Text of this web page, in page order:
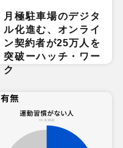
月極駐車場のデジタ
ル化進む、オンライ
ン契約者が25万人を
突破ーハッチ・ワー
ク